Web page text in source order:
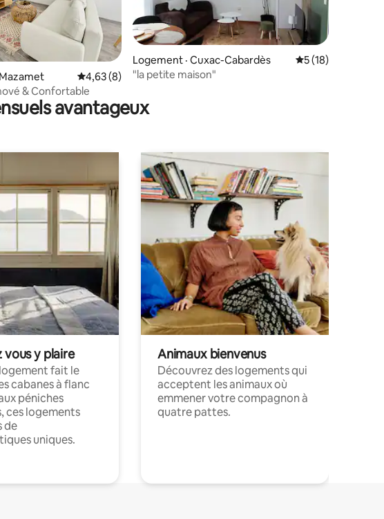
55 commentaires
Note moyenne de 4,63 sur 5, 8 commentaires
4,63 (8)
& Confortable
Logement · Cuxac-Cabardès Note moyenne de
5 (18)
"la petite maison"
avantageux
vous y plaire
fait le
cabanes à flanc
péniches
ces logements
de
uniques.
Animaux bienvenus
Découvrez des logements qui
acceptent les animaux où
emmener votre compagnon à
quatre pattes.